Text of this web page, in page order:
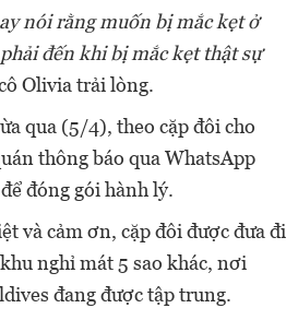
nói rằng muốn bị mắc kẹt ở
đến khi bị mắc kẹt thật sự
Olivia trải lòng.
qua (5/4), theo cặp đôi cho
thông báo qua WhatsApp
đóng gói hành lý.
và cảm ơn, cặp đôi được đưa đi
nghỉ mát 5 sao khác, nơi
đang được tập trung.